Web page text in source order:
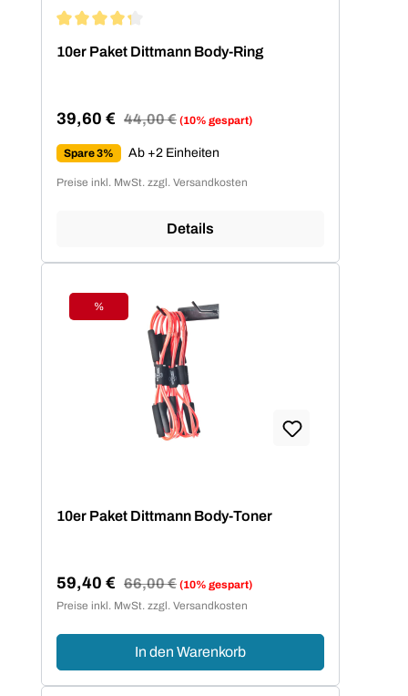
10er Paket Dittmann Body-Ring
Verkaufspreis:
39,60 € Regulärer Preis:
44,00 € (10% gespart)
Spare 3% Ab +2 Einheiten
Preise inkl. MwSt. zzgl. Versandkosten
Details
Rabatt
%
10er Paket Dittmann Body-Toner
Verkaufspreis:
59,40 € Regulärer Preis:
66,00 € (10% gespart)
Preise inkl. MwSt. zzgl. Versandkosten
In den Warenkorb